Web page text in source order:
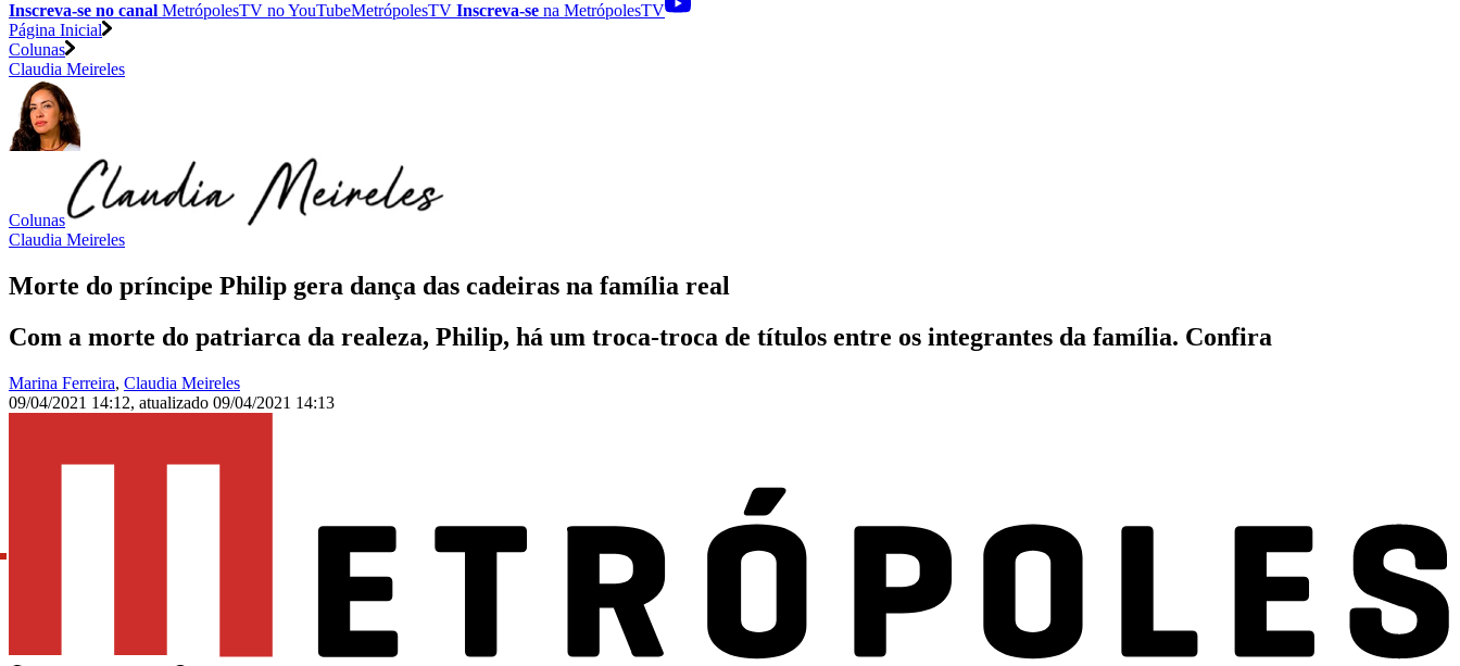
Inscreva-se no canal MetrópolesTV noYouTubeMetrópolesTV Inscreva-se na MetrópolesTV
Página Inicial
Colunas
Claudia Meireles
Colunas
Claudia Meireles
Morte do príncipe Philip gera dança das cadeiras na família real
Com a morte do patriarca da realeza, Philip, há um troca-troca de títulos entre os integrantes da família. Confira
Marina Ferreira, Claudia Meireles
09/04/2021 14:12, atualizado 09/04/2021 14:13